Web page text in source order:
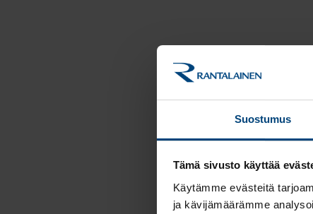
Suostumus
Tämä sivusto käyttää
Käytämme evästeitä
ja kävijämäärämme